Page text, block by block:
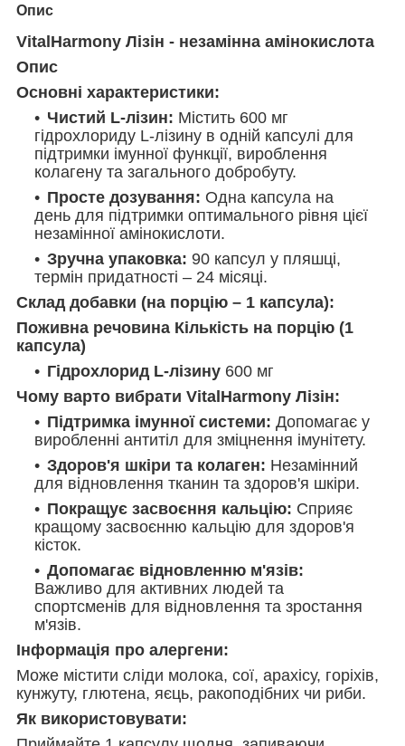
Опис
VitalHarmony Лізін - незамінна амінокислота
Опис
Основні характеристики:
Чистий L-лізин: Містить 600 мг
гідрохлориду L-лізину в одній капсулі для
підтримки імунної функції, вироблення
колагену та загального добробуту.
Просте дозування: Одна капсула на
день для підтримки оптимального рівня цієї
незамінної амінокислоти.
Зручна упаковка: 90 капсул у пляшці,
термін придатності – 24 місяці.
Склад добавки (на порцію – 1 капсула):
Поживна речовина Кількість на порцію (1
капсула)
Гідрохлорид L-лізину 600 мг
Чому варто вибрати VitalHarmony Лізін:
Підтримка імунної системи: Допомагає у
виробленні антитіл для зміцнення імунітету.
Здоров'я шкіри та колаген: Незамінний
для відновлення тканин та здоров'я шкіри.
Покращує засвоєння кальцію: Сприяє
кращому засвоєнню кальцію для здоров'я
кісток.
Допомагає відновленню м'язів:
Важливо для активних людей та
спортсменів для відновлення та зростання
м'язів.
Інформація про алергени:
Може містити сліди молока, сої, арахісу, горіхів,
кунжуту, глютена, яєць, ракоподібних чи риби.
Як використовувати: